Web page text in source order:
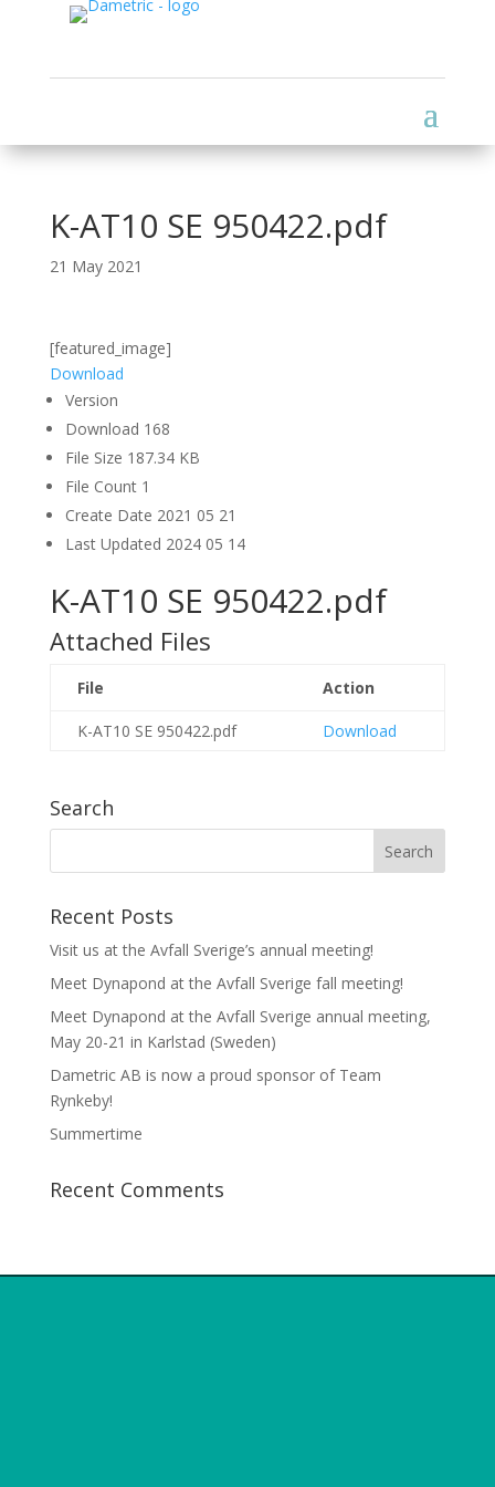
K-AT10 SE 950422.pdf
21 May 2021
[featured_image]
Download
Version
Download 168
File Size 187.34 KB
File Count 1
Create Date 2021 05 21
Last Updated 2024 05 14
K-AT10 SE 950422.pdf
Attached Files
File Action
K-AT10 SE 950422.pdf Download
Search
Recent Posts
Visit us at the Avfall Sverige’s annual meeting!
Meet Dynapond at the Avfall Sverige fall meeting!
Meet Dynapond at the Avfall Sverige annual meeting,
May 20-21 in Karlstad (Sweden)
Dametric AB is now a proud sponsor of Team
Rynkeby!
Summertime
Recent Comments